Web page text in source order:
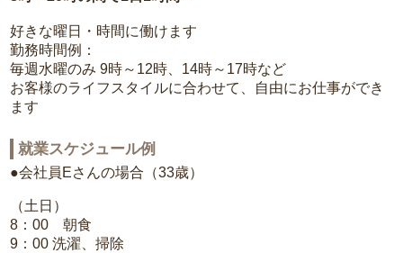
好きな曜日・時間に働けます
勤務時間例：
毎週水曜のみ 9時～12時、14時～17時など
お客様のライフスタイルに合わせて、自由にお仕事ができ
ます
就業スケジュール例
●会社員Eさんの場合（33歳）
（土日）
8：00 朝食
9：00 洗濯、掃除